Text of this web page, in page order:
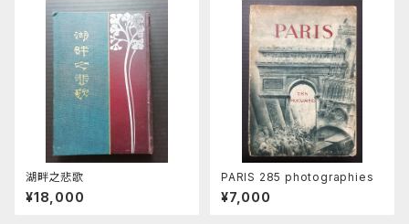
湖畔之悲歌
¥18,000
PARIS 285 photographies
¥7,000